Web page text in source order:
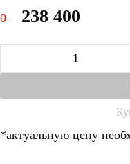
0 238 400
*актуальную цену